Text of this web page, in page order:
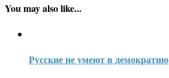
You may also like...
Русские не умеют в демократию